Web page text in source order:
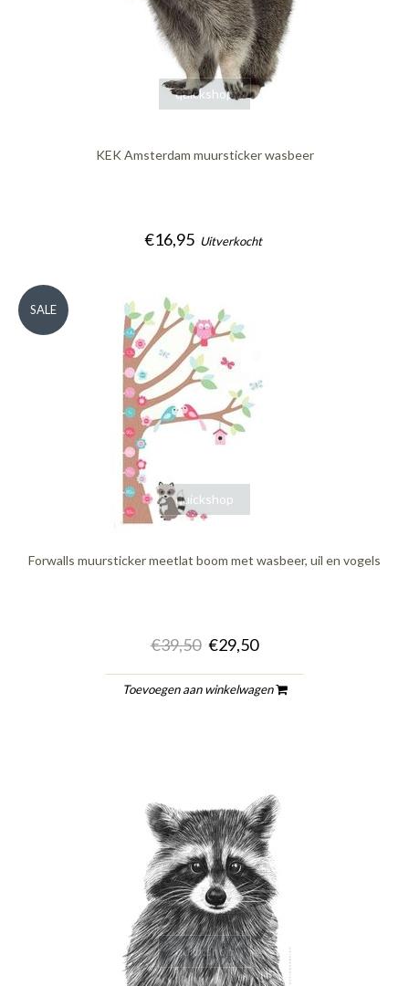
quickshop
KEK Amsterdam muursticker wasbeer
€16,95 Uitverkocht
quickshop
SALE
Forwalls muursticker meetlat boom met wasbeer, uil en vogels
€39,50 €29,50
Toevoegen aan winkelwagen
quickshop